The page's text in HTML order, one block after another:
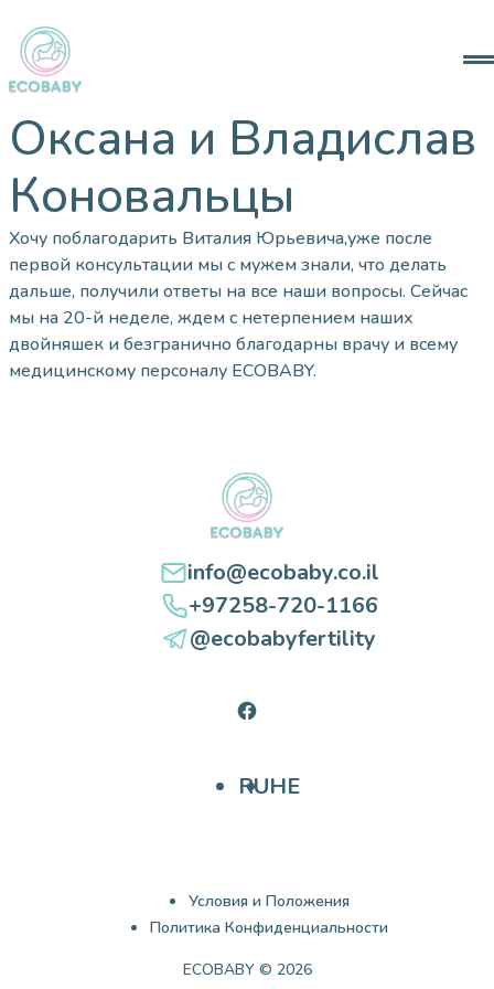
info@ecobaby.co.il
+97258-720-1166
@ecobabyfertility
Facebook
Оксана и Владислав
Коновальцы
Хочу поблагодарить Виталия Юрьевича,уже после
первой консультации мы с мужем знали, что делать
дальше, получили ответы на все наши вопросы. Сейчас
мы на 20-й неделе, ждем с нетерпением наших
двойняшек и безгранично благодарны врачу и всему
медицинскому персоналу ECOBABY.
info@ecobaby.co.il
+97258-720-1166
@ecobabyfertility
Facebook
RUHE
ECOBABY © 2026
Условия и Положения
Политика Конфиденциальности